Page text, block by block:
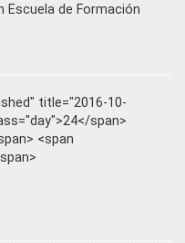
Escuela de Formación
title="2016-10-
span>
<span